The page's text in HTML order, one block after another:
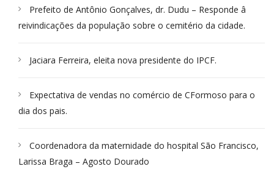
Prefeito de Antônio Gonçalves, dr. Dudu – Responde â
reivindicações da população sobre o cemitério da cidade.
Jaciara Ferreira, eleita nova presidente do IPCF.
Expectativa de vendas no comércio de CFormoso para o
dia dos pais.
Coordenadora da maternidade do hospital São Francisco,
Larissa Braga – Agosto Dourado